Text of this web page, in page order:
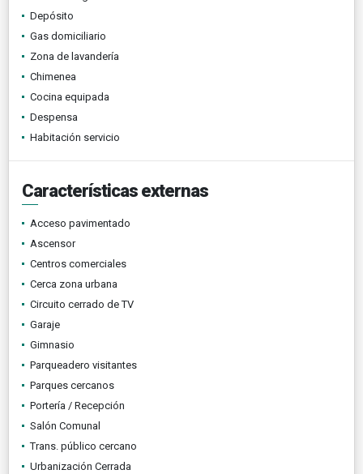
Depósito
Gas domiciliario
Zona de lavandería
Chimenea
Cocina equipada
Despensa
Habitación servicio
Características externas
Acceso pavimentado
Ascensor
Centros comerciales
Cerca zona urbana
Circuito cerrado de TV
Garaje
Gimnasio
Parqueadero visitantes
Parques cercanos
Portería / Recepción
Salón Comunal
Trans. público cercano
Urbanización Cerrada